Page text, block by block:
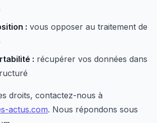
: vous opposer au traitement de
: récupérer vos données dans
droits, contactez-nous à
actus.com. Nous répondons sous